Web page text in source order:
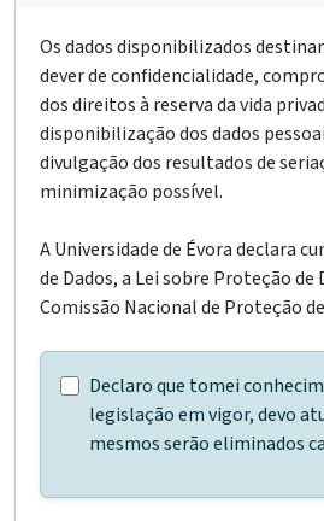
Os dados disponibilizados
dever de confidencialidade,
dos direitos à reserva da vida
disponibilização dos dados
divulgação dos resultados de
minimização possível.
A Universidade de Évora declara
de Dados, a Lei sobre Proteção
Comissão Nacional de Proteção
Declaro que tomei
legislação em vigor, devo
mesmos serão eliminados